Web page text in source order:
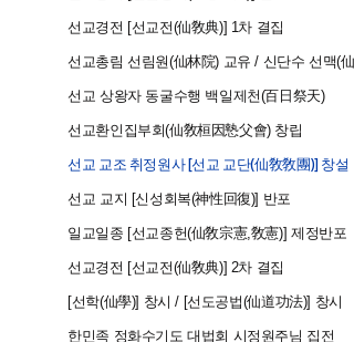
​ 선교경전 [선교전(仙敎典)] 1차 결집
선교총림 선림원(仙林院) 교유 / 신단수 선맥(仙
선교 상왕자 동굴수행 백일제천(百日祭天)
선교환인집부회(仙敎桓因慹父會) 창립
선교 교조 취정원사 [선교 교단(仙敎敎團)] 창설
​ 선교 교지 [신성회복(神性回復)] 반포
일교일종 [선교종헌(仙敎宗憲,敎憲)] 제정반포
선교경전 [선교전(仙敎典)] 2차 결집
[선학(仙學)] 창시 / [선도공법(仙道功法)] 창시
한민족 정화수기도 대법회 시정원주님 집전